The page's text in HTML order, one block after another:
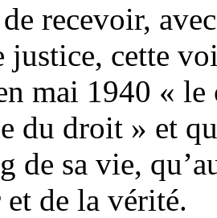
recevoir,
justice, cette
mai 1940 «
du droit » et
de sa vie,
et de la vérité.